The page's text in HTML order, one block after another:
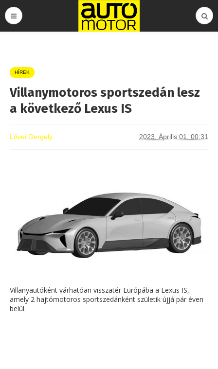
HÍREK
Villanymotoros sportszedán lesz
a következő Lexus IS
Lővei Gergely 2023. Április 01. 00:31
Villanyautóként várhatóan visszatér Európába a Lexus IS,
amely 2 hajtómotoros sportszedánként születik újjá pár éven
belül.